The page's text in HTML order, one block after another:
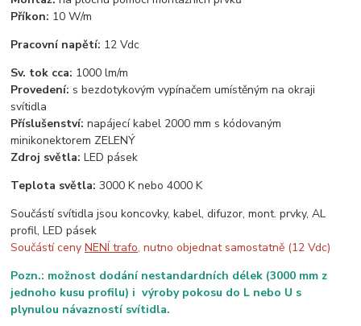
Příkon: 10 W/m
Pracovní napětí: 12 Vdc
Sv. tok cca: 1000 lm/m
Provedení: s bezdotykovým vypínačem umístěným na okraji
svítidla
Příslušenství:napájecí kabel 2000 mm s kódovaným
minikonektorem ZELENÝ
Zdroj světla:LED pásek
Teplota světla:3000 K nebo 4000 K
Součástí svítidla jsou koncovky, kabel, difuzor, mont. prvky, AL
profil, LED pásek
Součástí cenyNENÍ trafo, nutno objednat samostatně (12 Vdc)
Pozn.: možnost dodání nestandardních délek (3000 mm z
jednoho kusu profilu) i výroby pokosu do L nebo U s
plynulou návazností svítidla.